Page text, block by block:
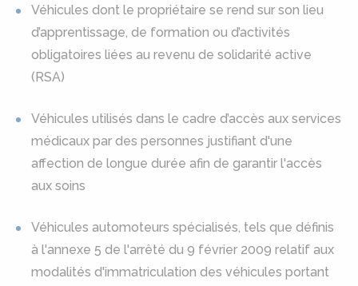
Véhicules dont le propriétaire se rend sur son lieu
d’apprentissage, de formation ou d’activités
obligatoires liées au revenu de solidarité active
(RSA)
Véhicules utilisés dans le cadre d’accès aux services
médicaux par des personnes justifiant d'une
affection de longue durée afin de garantir l'accès
aux soins
Véhicules automoteurs spécialisés, tels que définis
à l'annexe 5 de l'arrêté du 9 février 2009 relatif aux
modalités d'immatriculation des véhicules portant